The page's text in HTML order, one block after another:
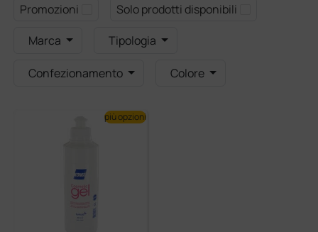
Promozioni
Solo prodotti disponibili
Marca
Tipologia
Confezionamento Colore
più opzioni